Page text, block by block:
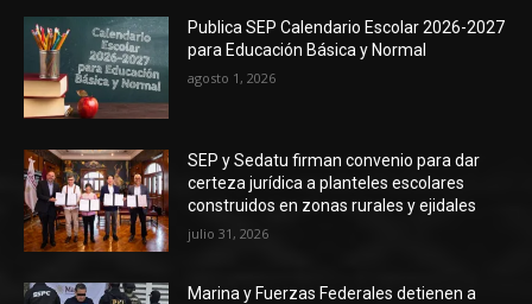
Publica SEP Calendario Escolar 2026-2027
para Educación Básica y Normal
agosto 1, 2026
SEP y Sedatu firman convenio para dar
certeza jurídica a planteles escolares
construidos en zonas rurales y ejidales
julio 31, 2026
Marina y Fuerzas Federales detienen a